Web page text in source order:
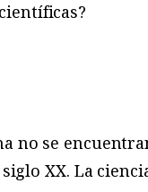
no se
XX. La